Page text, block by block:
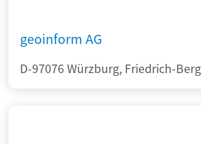
geoinform AG
D-97076 Würzburg, Friedrich-